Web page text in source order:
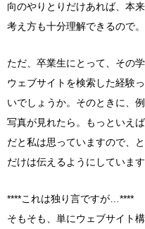
向のやりとりだけあれば、本
考え方も十分理解できるので。
ただ、卒業生にとって、その
ウェブサイトを検索した経験
いでしょうか。そのときに、
写真が見れたら。もっといえ
だと私は思っていますので、
だけは伝えるようにしています
****これは独り言ですが…****
そもそも、単にウェブサイト